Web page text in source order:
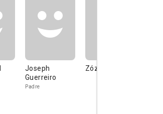
Joseph
Guerreiro
Padre
Zózimo Bulbul